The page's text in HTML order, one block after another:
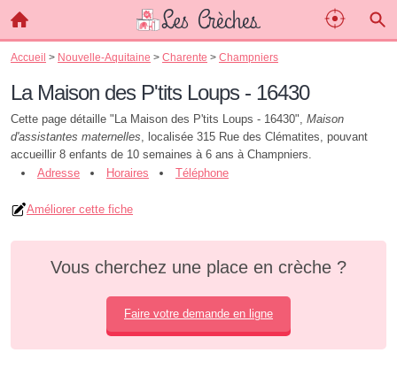
Accueil > Nouvelle-Aquitaine > Charente > Champniers
La Maison des P'tits Loups - 16430
Cette page détaille "La Maison des P'tits Loups - 16430", Maison
d'assistantes maternelles, localisée 315 Rue des Clématites, pouvant
accueillir 8 enfants de 10 semaines à 6 ans à Champniers.
Adresse
Horaires Téléphone
Améliorer cette fiche
Vous cherchez une place en crèche ?
Faire votre demande en ligne